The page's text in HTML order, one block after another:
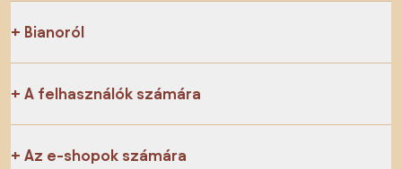
Bianoról
A felhasználók számára
Az e-shopok számára